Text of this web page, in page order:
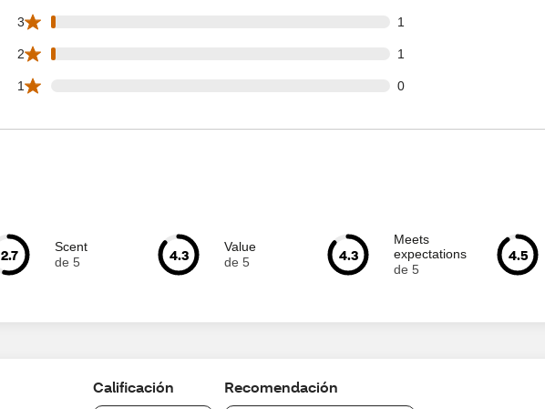
3 1
1 3 star reviews out of 76 reviews
2 1
1 2 star reviews out of 76 reviews
1 0
0 1 star reviews out of 76 reviews
2.7
Scent
de 5
4.3
Value
de 5
4.3
Meets
expectations
de 5
4.5
Calificación Recomendación